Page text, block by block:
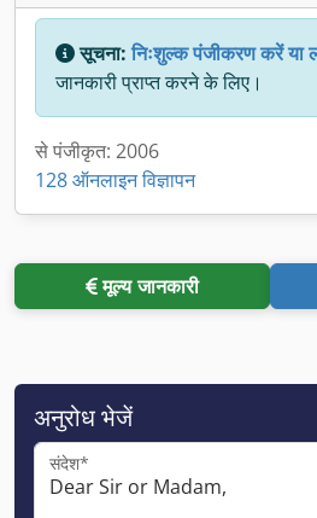
सूचना:निःशुल्क पंजीकरण करें या
जानकारी प्राप्त करने के लिए।
से पंजीकृत: 2006
128 ऑनलाइन विज्ञापन
मूल्य जानकारी
अनुरोध भेजें
संदेश*